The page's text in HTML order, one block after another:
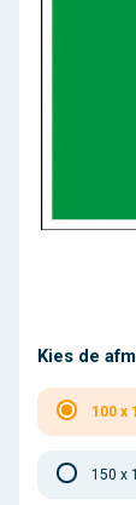
Kies de
100 x
150 x